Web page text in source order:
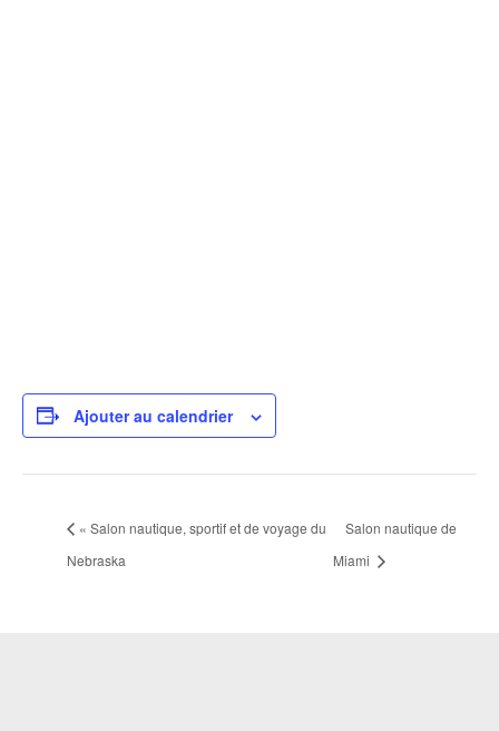
Ajouter au calendrier
« Salon nautique, sportif et de voyage du
Nebraska
Salon nautique de
Miami